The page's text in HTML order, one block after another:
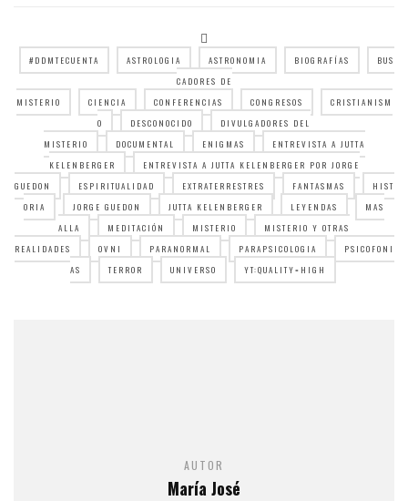
#DDMTECUENTA ASTROLOGIA ASTRONOMIA BIOGRAFÍAS
BUS
CADORES DE
MISTERIO
CIENCIA CONFERENCIAS CONGRESOS
CRISTIANISM
O
DESCONOCIDO
DIVULGADORES DEL
MISTERIO
DOCUMENTAL ENIGMAS
ENTREVISTA A JUTTA
KELENBERGER
ENTREVISTA A JUTTA KELENBERGER POR JORGE
GUEDON
ESPIRITUALIDAD EXTRATERRESTRES FANTASMAS
HIST
ORIA
JORGE GUEDON JUTTA KELENBERGER LEYENDAS
MAS
ALLA
MEDITACIÓN MISTERIO
MISTERIO Y OTRAS
REALIDADES
OVNI PARANORMAL PARAPSICOLOGIA
PSICOFONI
AS
TERROR UNIVERSO YT:QUALITY=HIGH
AUTOR
María José